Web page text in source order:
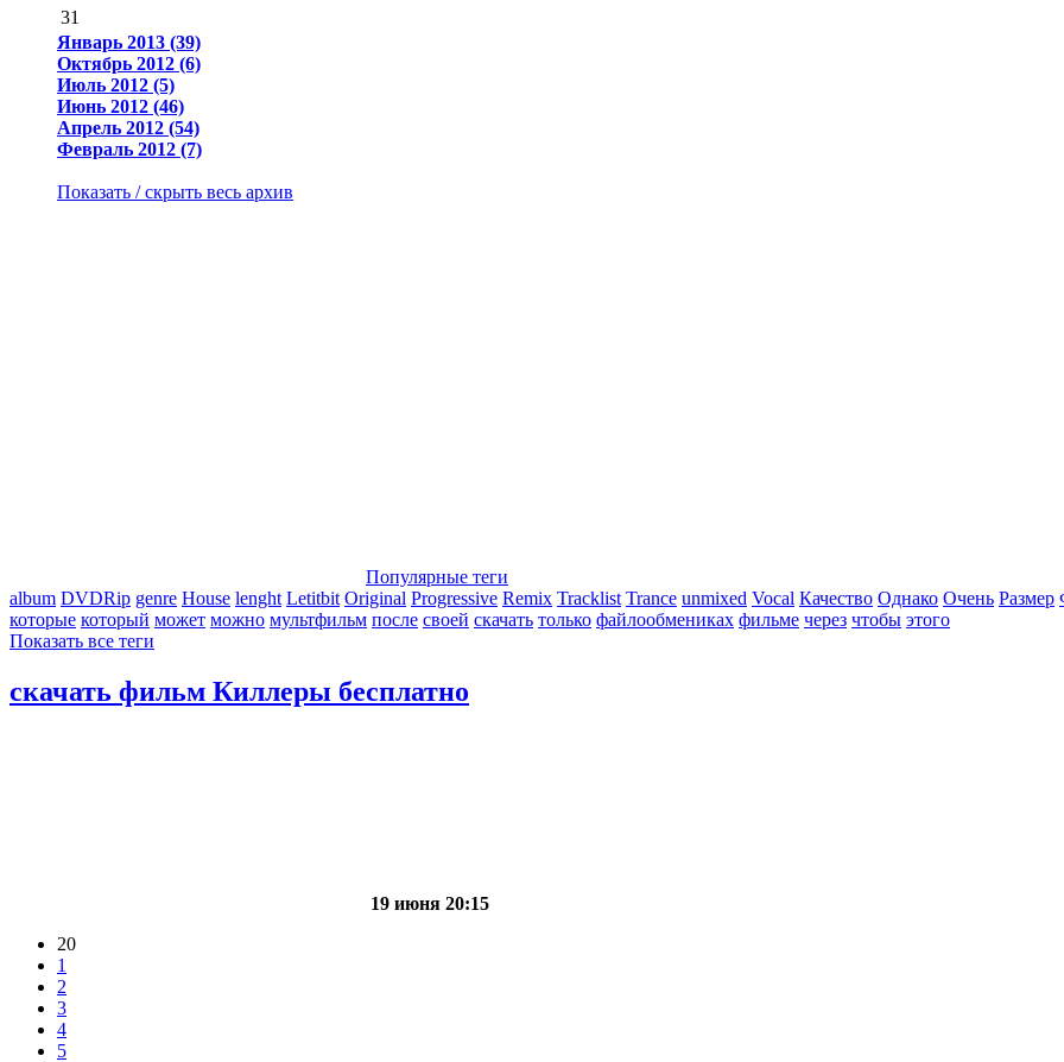
31
Январь 2013 (39)
Октябрь 2012 (6)
Июль 2012 (5)
Июнь 2012 (46)
Апрель 2012 (54)
Февраль 2012 (7)
Показать / скрыть весь архив
Популярные теги
album DVDRip genre House lenght Letitbit Original Progressive Remix Tracklist Trance unmixed Vocal Качество Однако Очень Размер
которые который может можно мультфильм после своей скачать только файлообмениках фильме через чтобы этого
Показать все теги
скачать фильм Киллеры бесплатно
19 июня 20:15
20
1
2
3
4
5